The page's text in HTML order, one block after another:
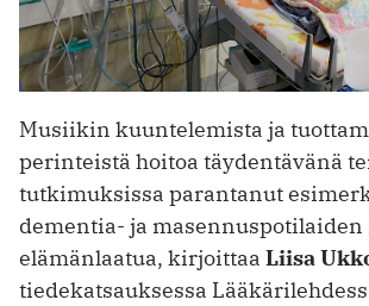
Musiikin kuuntelemista ja
perinteistä hoitoa täydentävänä
tutkimuksissa parantanut
dementia- ja masennuspotilaiden
elämänlaatua, kirjoittaa Liisa
tiedekatsauksessa